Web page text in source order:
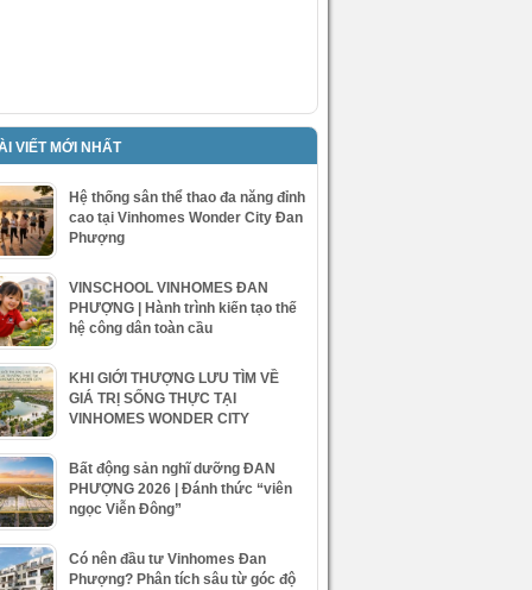
VIẾT MỚI NHẤT
Hệ thống sân thể thao đa năng đỉnh
cao tại Vinhomes Wonder City Đan
Phượng
VINSCHOOL VINHOMES ĐAN
PHƯỢNG | Hành trình kiến tạo thế
hệ công dân toàn cầu
KHI GIỚI THƯỢNG LƯU TÌM VỀ
GIÁ TRỊ SỐNG THỰC TẠI
VINHOMES WONDER CITY
Bất động sản nghĩ dưỡng ĐAN
PHƯỢNG 2026 | Đánh thức “viên
ngọc Viễn Đông”
Có nên đầu tư Vinhomes Đan
Phượng? Phân tích sâu từ góc độ